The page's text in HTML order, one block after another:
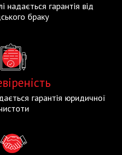
надається гарантія від
браку
гарантія юридичної